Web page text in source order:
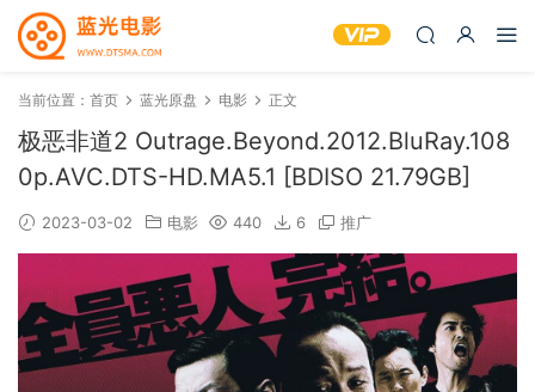
当前位置： 首页 蓝光原盘 电影 正文
极恶非道2 Outrage.Beyond.2012.BluRay.108
0p.AVC.DTS-HD.MA5.1 [BDISO 21.79GB]
2023-03-02 电影 440 6 推广